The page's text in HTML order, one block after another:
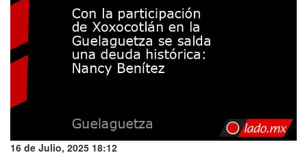
16 de Julio, 2025 18:12